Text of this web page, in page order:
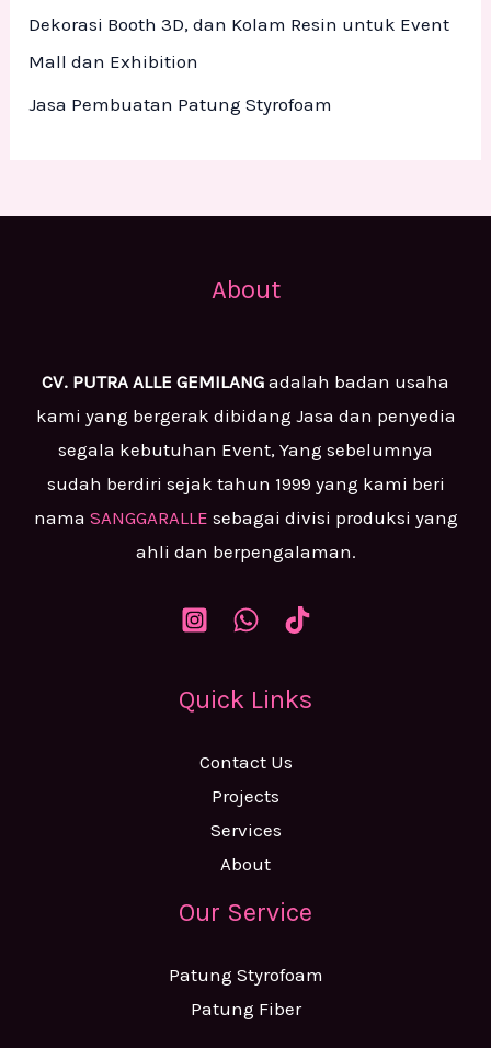
Dekorasi Booth 3D, dan Kolam Resin untuk Event
Mall dan Exhibition
Jasa Pembuatan Patung Styrofoam
About
CV. PUTRA ALLE GEMILANG adalah badan usaha
kami yang bergerak dibidang Jasa dan penyedia
segala kebutuhan Event, Yang sebelumnya
sudah berdiri sejak tahun 1999 yang kami beri
nama SANGGARALLE sebagai divisi produksi yang
ahli dan berpengalaman.
Quick Links
Contact Us
Projects
Services
About
Our Service
Patung Styrofoam
Patung Fiber